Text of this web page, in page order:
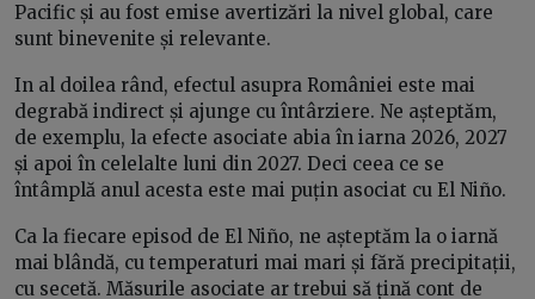
Pacific și au fost emise avertizări la nivel global, care
sunt binevenite și relevante.
In al doilea rând, efectul asupra României este mai
degrabă indirect și ajunge cu întârziere. Ne așteptăm,
de exemplu, la efecte asociate abia în iarna 2026, 2027
și apoi în celelalte luni din 2027. Deci ceea ce se
întâmplă anul acesta este mai puțin asociat cu El Niño.
Ca la fiecare episod de El Niño, ne așteptăm la o iarnă
mai blândă, cu temperaturi mai mari și fără precipitații,
cu secetă. Măsurile asociate ar trebui să țină cont de